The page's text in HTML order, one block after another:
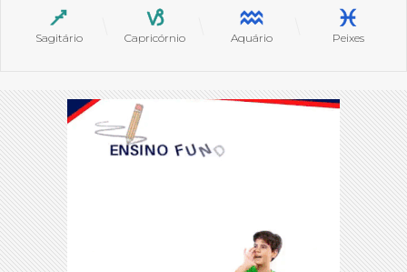
Sagitário Capricórnio Aquário Peixes